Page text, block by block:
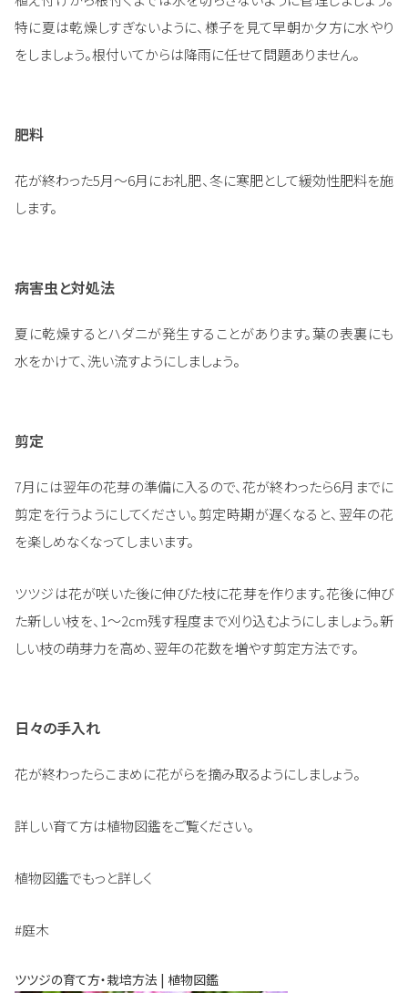
特に夏は乾燥しすぎないように、様子を見て早朝か夕方に水やり
をしましょう。根付いてからは降雨に任せて問題ありません。
肥料
花が終わった5月～6月にお礼肥、冬に寒肥として緩効性肥料を施
します。
病害虫と対処法
夏に乾燥するとハダニが発生することがあります。葉の表裏にも
水をかけて、洗い流すようにしましょう。
剪定
7月には翌年の花芽の準備に入るので、花が終わったら6月までに
剪定を行うようにしてください。剪定時期が遅くなると、翌年の花
を楽しめなくなってしまいます。
ツツジは花が咲いた後に伸びた枝に花芽を作ります。花後に伸び
た新しい枝を、1～2cm残す程度まで刈り込むようにしましょう。新
しい枝の萌芽力を高め、翌年の花数を増やす剪定方法です。
日々の手入れ
花が終わったらこまめに花がらを摘み取るようにしましょう。
詳しい育て方は植物図鑑をご覧ください。
植物図鑑でもっと詳しく
#庭木
ツツジの育て方・栽培方法 | 植物図鑑